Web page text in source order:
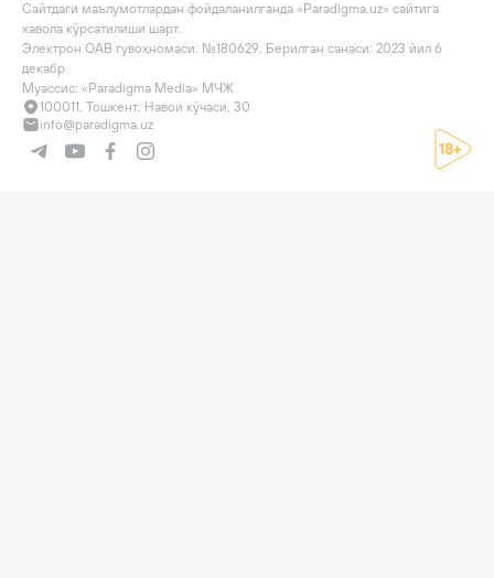
Сайтдаги маълумотлардан фойдаланилганда «Paradigma.uz» сайтига
хавола кўрсатилиши шарт.
Электрон ОАВ гувоҳномаси: №180629. Берилган санаси: 2023 йил 6
декабр
Муассис: «Paradigma Media» МЧЖ
100011, Тошкент, Навои кўчаси, 30
info@paradigma.uz